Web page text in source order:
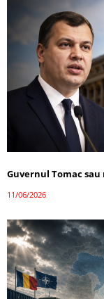
Guvernul Tomac
11/06/2026